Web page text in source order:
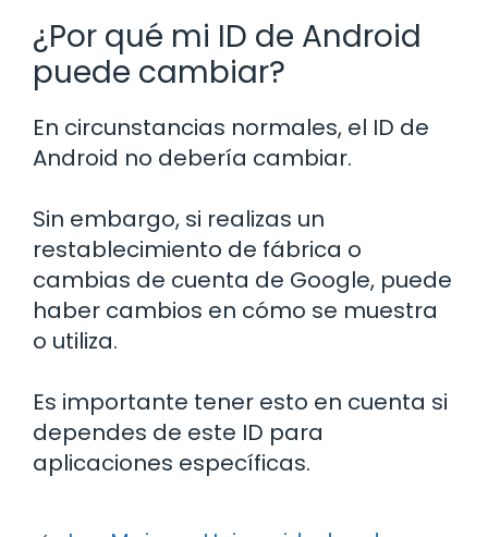
¿Por qué mi ID de Android
puede cambiar?
En circunstancias normales, el ID de
Android no debería cambiar.
Sin embargo, si realizas un
restablecimiento de fábrica o
cambias de cuenta de Google, puede
haber cambios en cómo se muestra
o utiliza.
Es importante tener esto en cuenta si
dependes de este ID para
aplicaciones específicas.